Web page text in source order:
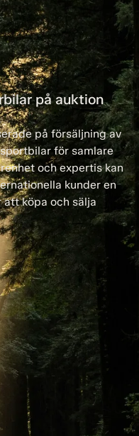
på auktion
på försäljning av
för samlare
och expertis kan
kunder en
köpa och sälja